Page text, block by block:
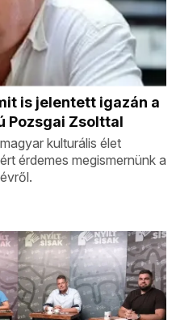
is jelentett igazán a
Pozsgai Zsolttal
kulturális élet
érdemes megismernünk a